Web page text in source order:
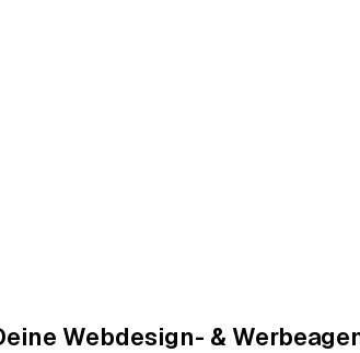
Webdesign- &